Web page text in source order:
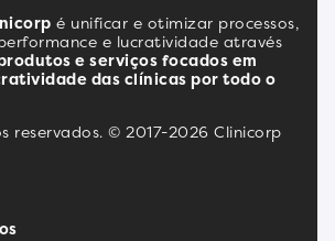
é unificar e otimizar processos,
e lucratividade através
e serviços focados em
das clínicas por todo o
reservados. © 2017-2026 Clinicorp